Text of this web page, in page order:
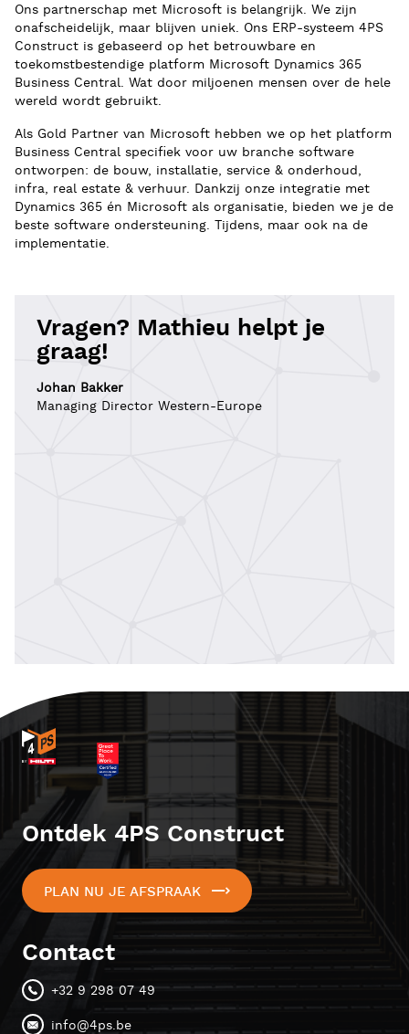
Ons partnerschap met Microsoft is belangrijk. We zijn
onafscheidelijk, maar blijven uniek. Ons ERP-systeem 4PS
Construct is gebaseerd op het betrouwbare en
toekomstbestendige platform Microsoft Dynamics 365
Business Central. Wat door miljoenen mensen over de hele
wereld wordt gebruikt.
Als Gold Partner van Microsoft hebben we op het platform
Business Central specifiek voor uw branche software
ontworpen: de bouw, installatie, service & onderhoud,
infra, real estate & verhuur. Dankzij onze integratie met
Dynamics 365 én Microsoft als organisatie, bieden we je de
beste software ondersteuning. Tijdens, maar ook na de
implementatie.
Vragen? Mathieu helpt je
graag!
Johan Bakker
Managing Director Western-Europe
Ontdek 4PS Construct
PLAN NU JE AFSPRAAK
Contact
+32 9 298 07 49
info@4ps.be